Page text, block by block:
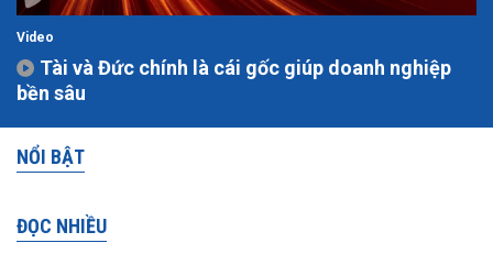
Video
Tài và Đức chính là cái gốc giúp doanh nghiệp
bền sâu
NỔI BẬT
ĐỌC NHIỀU